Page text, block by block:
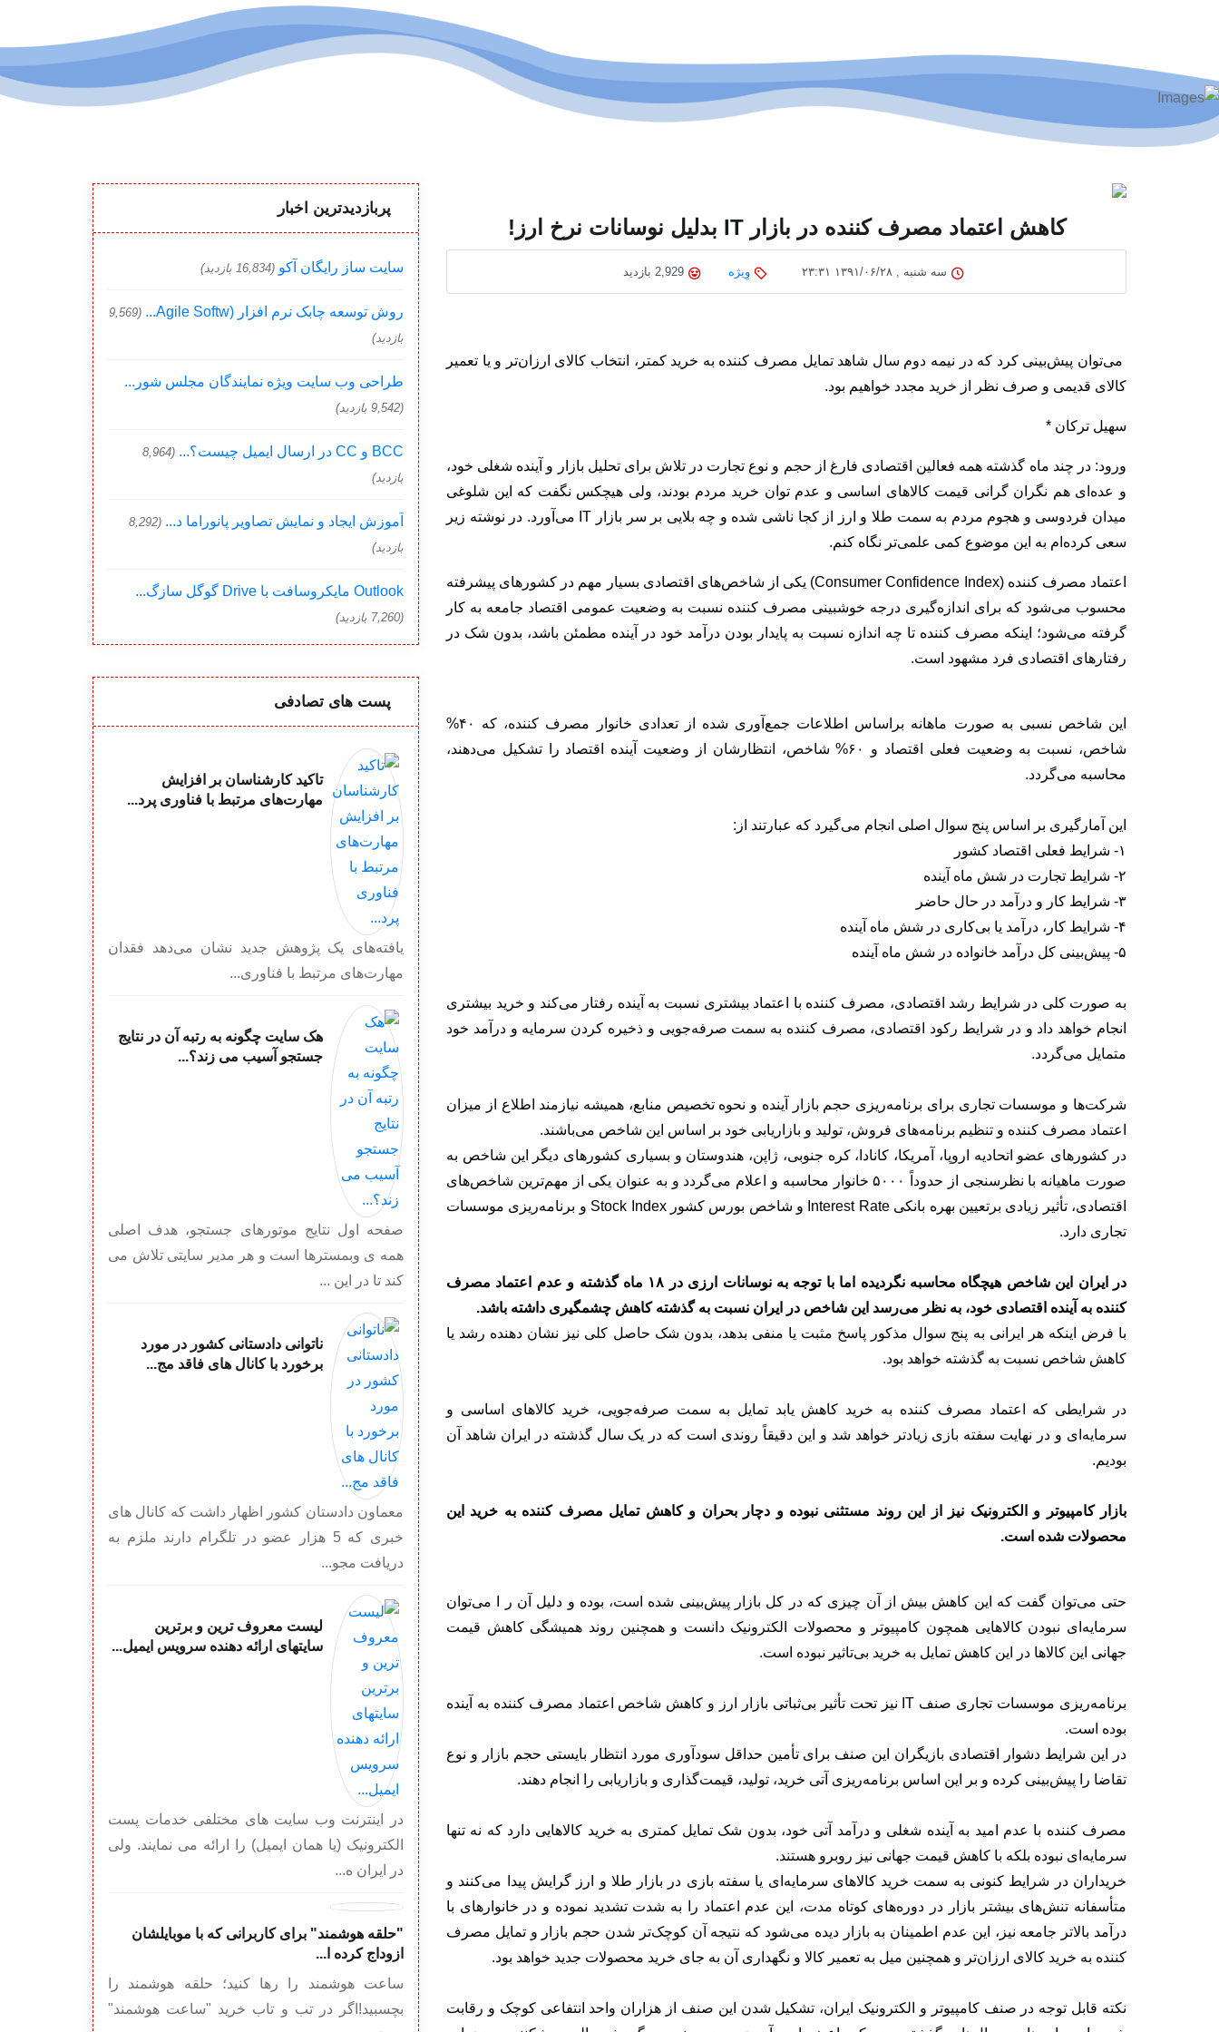
کاهش اعتماد مصرف کننده در بازار IT بدلیل نوسانات نرخ ارز!
سه شنبه , ۱۳۹۱/۰۶/۲۸ ۲۳:۳۱ وِیژه
می‌توان پیش‌بینی کرد که در نیمه دوم سال شاهد تمایل مصرف کننده به خرید کمتر، انتخاب کالای ارزان‌تر و یا تعمیر
کالای قدیمی و صرف نظر از خرید مجدد خواهیم بود.
سهیل ترکان *
ورود: در چند ماه گذشته همه فعالین اقتصادی فارغ از حجم و نوع تجارت در تلاش برای تحلیل بازار و آینده شغلی خود،
و عده‌ای هم نگران گرانی قیمت کالاهای اساسی و عدم توان خرید مردم بودند، ولی هیچکس نگفت که این شلوغی
میدان فردوسی و هجوم مردم به سمت طلا و ارز از کجا ناشی شده و چه بلایی بر سر بازار IT می‌آورد. در نوشته زیر
سعی کرده‌ام به این موضوع کمی علمی‌تر نگاه کنم.
اعتماد مصرف کننده (Consumer Confidence Index) یکی از شاخص‌های اقتصادی بسیار مهم در کشورهای پیشرفته
محسوب می‌شود که برای اندازه‌گیری درجه خوشبینی مصرف کننده نسبت به وضعیت عمومی اقتصاد جامعه به کار
گرفته می‌شود؛ اینکه مصرف کننده تا چه اندازه نسبت به پایدار بودن درآمد خود در آینده مطمئن باشد، بدون شک در
رفتارهای اقتصادی فرد مشهود است.
این شاخص نسبی به صورت ماهانه براساس اطلاعات جمع‌آوری شده از تعدادی خانوار مصرف کننده، که ۴۰%
شاخص، نسبت به وضعیت فعلی اقتصاد و ۶۰% شاخص، انتظارشان از وضعیت آینده اقتصاد را تشکیل می‌دهند،
محاسبه می‌گردد.
این آمارگیری بر اساس پنج سوال اصلی انجام می‌گیرد که عبارتند از:
۱- شرایط فعلی اقتصاد کشور
۲- شرایط تجارت در شش ماه آینده
۳- شرایط کار و درآمد در حال حاضر
۴- شرایط کار، درآمد یا بی‌کاری در شش ماه آینده
۵- پیش‌بینی کل درآمد خانواده در شش ماه آینده
به صورت کلی در شرایط رشد اقتصادی، مصرف کننده با اعتماد بیشتری نسبت به آینده رفتار می‌کند و خرید بیشتری
انجام خواهد داد و در شرایط رکود اقتصادی، مصرف کننده به سمت صرفه‌جویی و ذخیره کردن سرمایه و درآمد خود
متمایل می‌گردد.
شرکت‌ها و موسسات تجاری برای برنامه‌ریزی حجم بازار آینده و نحوه تخصیص منابع، همیشه نیازمند اطلاع از میزان
اعتماد مصرف کننده و تنظیم برنامه‌های فروش، تولید و بازاریابی خود بر اساس این شاخص می‌باشند.
در کشورهای عضو اتحادیه اروپا، آمریکا، کانادا، کره جنوبی، ژاپن، هندوستان و بسیاری کشورهای دیگر این شاخص به
صورت ماهیانه با نظرسنجی از حدوداً ۵۰۰۰ خانوار محاسبه و اعلام می‌گردد و به عنوان یکی از مهم‌ترین شاخص‌های
اقتصادی، تأثیر زیادی برتعیین بهره بانکی Interest Rate و شاخص بورس کشور Stock Index و برنامه‌ریزی موسسات
تجاری دارد.
در ایران این شاخص هیچگاه محاسبه نگردیده اما با توجه به نوسانات ارزی در ۱۸ ماه گذشته و عدم اعتماد مصرف
کننده به آینده اقتصادی خود، به نظر می‌رسد این شاخص در ایران نسبت به گذشته کاهش چشمگیری داشته باشد.
با فرض اینکه هر ایرانی به پنج سوال مذکور پاسخ مثبت یا منفی بدهد، بدون شک حاصل کلی نیز نشان دهنده رشد یا
کاهش شاخص نسبت به گذشته خواهد بود.
در شرایطی که اعتماد مصرف کننده به خرید کاهش یابد تمایل به سمت صرفه‌جویی، خرید کالاهای اساسی و
سرمایه‌ای و در نهایت سفته بازی زیادتر خواهد شد و این دقیقاً روندی است که در یک سال گذشته در ایران شاهد آن
بودیم.
بازار کامپیوتر و الکترونیک نیز از این روند مستثنی نبوده و دچار بحران و کاهش تمایل مصرف کننده به خرید این
محصولات شده است.
حتی می‌توان گفت که این کاهش بیش از آن چیزی که در کل بازار پیش‌بینی شده است، بوده و دلیل آن ر ا می‌توان
سرمایه‌ای نبودن کالاهایی همچون کامپیوتر و محصولات الکترونیک دانست و همچنین روند همیشگی کاهش قیمت
جهانی این کالاها در این کاهش تمایل به خرید بی‌تاثیر نبوده است.
برنامه‌ریزی موسسات تجاری صنف IT نیز تحت تأثیر بی‌ثباتی بازار ارز و کاهش شاخص اعتماد مصرف کننده به آینده
بوده است.
در این شرایط دشوار اقتصادی بازیگران این صنف برای تأمین حداقل سودآوری مورد انتظار بایستی حجم بازار و نوع
تقاضا را پیش‌بینی کرده و بر این اساس برنامه‌ریزی آتی خرید، تولید، قیمت‌گذاری و بازاریابی را انجام دهند.
مصرف کننده با عدم امید به آینده شغلی و درآمد آتی خود، بدون شک تمایل کمتری به خرید کالاهایی دارد که نه تنها
سرمایه‌ای نبوده بلکه با کاهش قیمت جهانی نیز روبرو هستند.
خریداران در شرایط کنونی به سمت خرید کالاهای سرمایه‌ای یا سفته بازی در بازار طلا و ارز گرایش پیدا می‌کنند و
متأسفانه تنش‌های بیشتر بازار در دوره‌های کوتاه مدت، این عدم اعتماد را به شدت تشدید نموده و در خانوارهای با
درآمد بالاتر جامعه نیز، این عدم اطمینان به بازار دیده می‌شود که نتیجه آن کوچک‌تر شدن حجم بازار و تمایل مصرف
کننده به خرید کالای ارزان‌تر و همچنین میل به تعمیر کالا و نگهداری آن به جای خرید محصولات جدید خواهد بود.
نکته قابل توجه در صنف کامپیوتر و الکترونیک ایران، تشکیل شدن این صنف از هزاران واحد انتفاعی کوچک و رقابت
پربازدیدترین اخبار
سایت ساز رایگان آکو (16,834 بازدید)
روش توسعه چابک نرم افزار (Agile Softw...
(9,569
بازدید)
طراحی وب سایت ویژه نمایندگان مجلس شور...
(9,542 بازدید)
BCC و CC در ارسال ایمیل چیست؟...
(8,964
بازدید)
آموزش ایجاد و نمایش تصاویر پانوراما د... (8,292
بازدید)
Outlook مایکروسافت با Drive گوگل سازگ...
(7,260 بازدید)
پست های تصادفی
تاکید کار‌شناسان بر افزایش
مهارت‏‌های مرتبط با فناوری پرد...
یافته‌‏های یک پژوهش جدید نشان می‌‏دهد فقدان
مهارت‏‌های مرتبط با فناوری...
هک سایت چگونه به رتبه آن در نتایج
جستجو آسیب می زند؟...
صفحه اول نتایج موتورهای جستجو، هدف اصلی
همه ی وبمسترها است و هر مدیر سایتی تلاش می
کند تا در این ...
ناتوانی دادستانی کشور در مورد
برخورد با کانال های فاقد مج...
معماون دادستان کشور اظهار داشت که کانال های
خبری که 5 هزار عضو در تلگرام دارند ملزم به
دریافت مجو...
لیست معروف ترین و برترین
سایتهای ارائه دهنده سرویس ایمیل...
در اینترنت وب سایت های مختلفی خدمات پست
الکترونیک (یا همان ایمیل) را ارائه می نمایند. ولی
در ایران ه...
"حلقه هوشمند" برای کاربرانی که با موبایلشان
ازوداج کرده ا...
ساعت هوشمند را رها کنید؛ حلقه هوشمند را
بچسبید!اگر در تب و تاب خرید "ساعت هوشمند"